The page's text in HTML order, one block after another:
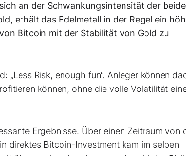
an der Schwankungsintensität der
erhält das Edelmetall in der Regel ein
Bitcoin mit der Stabilität von Gold zu
Risk, enough fun“. Anleger können
können, ohne die volle Volatilität
Ergebnisse. Über einen Zeitraum von
direktes Bitcoin-Investment kam im selben